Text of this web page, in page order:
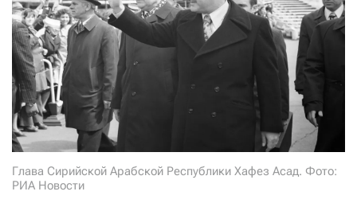
Глава Сирийской Арабской Республики Хафез Асад. Фото:
РИА Новости
ПОДЕЛИТЬСЯ С ДРУЗЬЯМИ
Если у вас есть вопросы, пишите donate@novayagazeta.ru
или
звоните:
+7 (929) 612-03-68